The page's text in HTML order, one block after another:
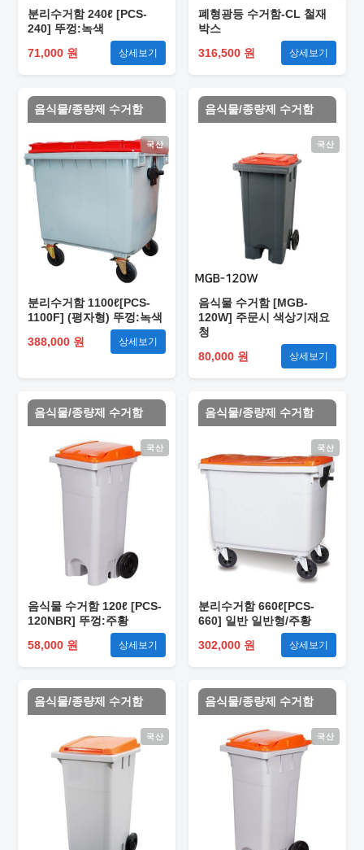
분리수거함 240ℓ [PCS-
240] 뚜껑:녹색
71,000 원
상세보기
폐형광등 수거함-CL 철재
박스
316,500 원
상세보기
음식물/종량제 수거함
국산
분리수거함 1100ℓ[PCS-
1100F] (평자형) 뚜껑:녹색
388,000 원
상세보기
음식물/종량제 수거함
국산
음식물 수거함 [MGB-
120W] 주문시 색상기재요
청
80,000 원
상세보기
음식물/종량제 수거함
국산
음식물 수거함 120ℓ [PCS-
120NBR] 뚜껑:주황
58,000 원
상세보기
음식물/종량제 수거함
국산
분리수거함 660ℓ[PCS-
660] 일반 일반형/주황
302,000 원
상세보기
음식물/종량제 수거함
국산
음식물/종량제 수거함
국산